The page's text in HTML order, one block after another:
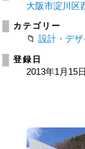
大阪市淀川区
カテゴリー
設計・デザ
登録日
2013年1月15